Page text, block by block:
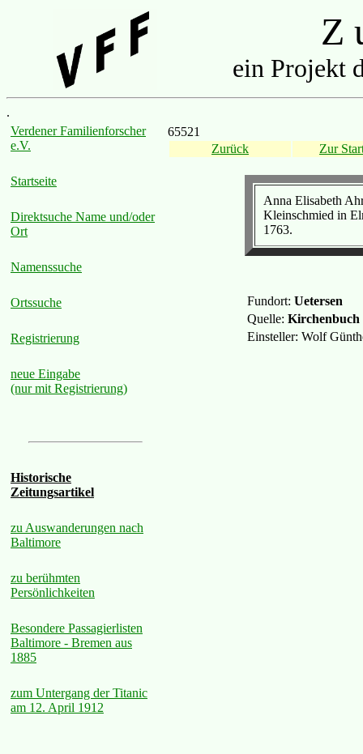
Z
ein Projekt
.
Verdener Familienforscher
e.V.
Startseite
Direktsuche Name und/oder
Ort
Namenssuche
Ortssuche
Registrierung
neue Eingabe
(nur mit Registrierung)
Historische
Zeitungsartikel
zu Auswanderungen nach
Baltimore
zu berühmten
Persönlichkeiten
Besondere Passagierlisten
Baltimore - Bremen aus
1885
zum Untergang der Titanic
am 12. April 1912
65521
Zurück
Zur
Anna Elisabeth
Kleinschmied in
1763.
Fundort: Uetersen
Quelle: Kirchenbuch
Einsteller: Wolf